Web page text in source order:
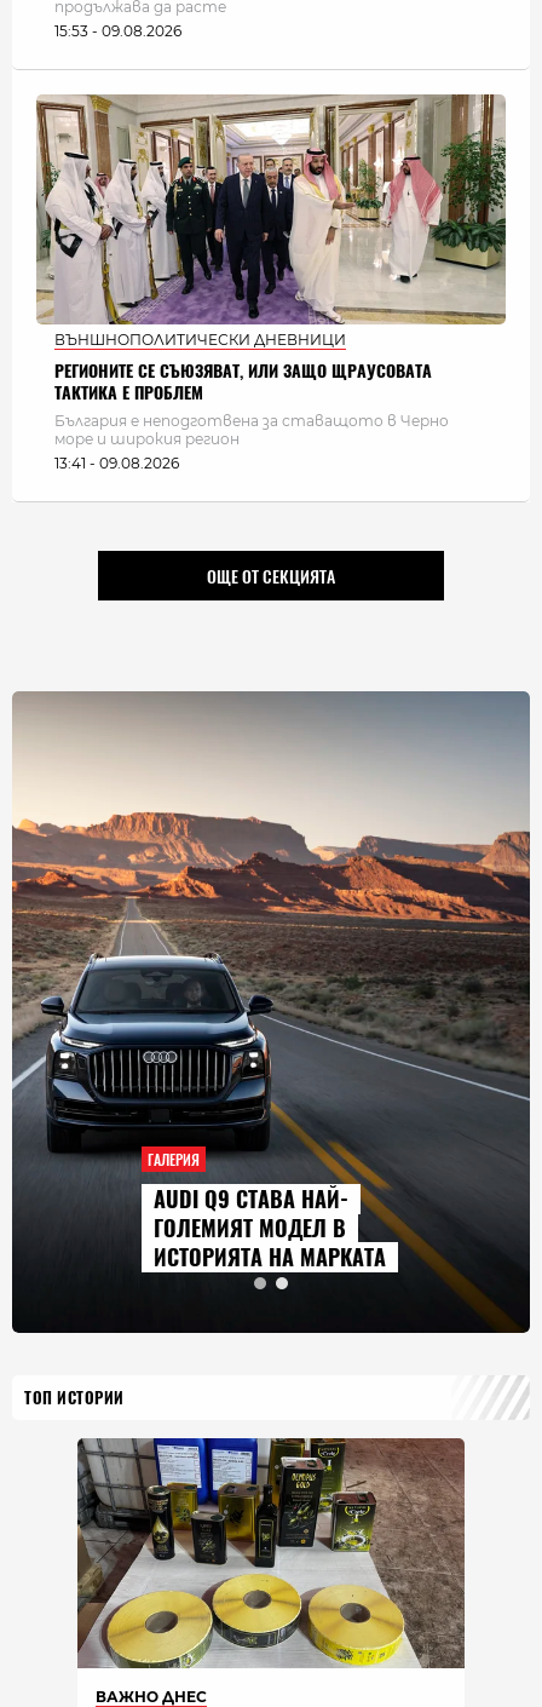
продължава да расте
15:53 - 09.08.2026
ВЪНШНОПОЛИТИЧЕСКИ ДНЕВНИЦИ
РЕГИОНИТЕ СЕ СЪЮЗЯВАТ, ИЛИ ЗАЩО ЩРАУСОВАТА
ТАКТИКА Е ПРОБЛЕМ
България e неподготвена за ставащото в Черно
море и широкия регион
13:41 - 09.08.2026
ОЩЕ ОТ СЕКЦИЯТА
ГАЛЕРИЯ
AUDI Q9 СТАВА НАЙ-
ГОЛЕМИЯТ МОДЕЛ В
ИСТОРИЯТА НА МАРКАТА
ТОП ИСТОРИИ
ВАЖНО ДНЕС